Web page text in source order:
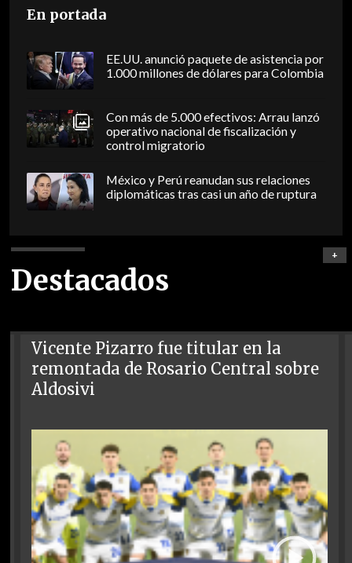
En portada
EE.UU. anunció paquete de asistencia por
1.000 millones de dólares para Colombia
Con más de 5.000 efectivos: Arrau lanzó
operativo nacional de fiscalización y
control migratorio
México y Perú reanudan sus relaciones
diplomáticas tras casi un año de ruptura
Destacados
+
Vicente Pizarro fue titular en la
remontada de Rosario Central sobre
Aldosivi